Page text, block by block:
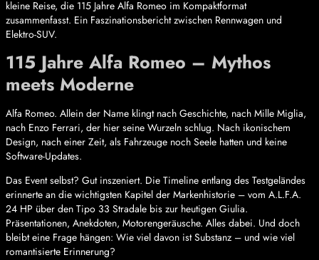
kleine Reise, die 115 Jahre Alfa Romeo im Kompaktformat
zusammenfasst. Ein Faszinationsbericht zwischen Rennwagen und
Elektro-SUV.
115 Jahre Alfa Romeo – Mythos
meets Moderne
Alfa Romeo. Allein der Name klingt nach Geschichte, nach Mille Miglia,
nach Enzo Ferrari, der hier seine Wurzeln schlug. Nach ikonischem
Design, nach einer Zeit, als Fahrzeuge noch Seele hatten und keine
Software-Updates.
Das Event selbst? Gut inszeniert. Die Timeline entlang des Testgeländes
erinnerte an die wichtigsten Kapitel der Markenhistorie – vom A.L.F.A.
24 HP über den Tipo 33 Stradale bis zur heutigen Giulia.
Präsentationen, Anekdoten, Motorengeräusche. Alles dabei. Und doch
bleibt eine Frage hängen: Wie viel davon ist Substanz – und wie viel
romantisierte Erinnerung?